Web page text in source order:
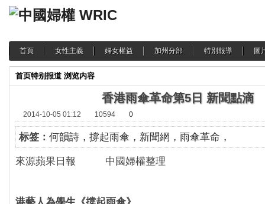
首頁 女性主義 婦女權益 加州分部 特別報導 圖
首页特别报道 浏览内容
香港雨傘革命第5日 新聞點滴
2014-10-05 01:12 10594 0
标签： 何韻詩，撐起雨傘，新聞網，雨傘革命，
來源蘋果日報 中國婦權整理